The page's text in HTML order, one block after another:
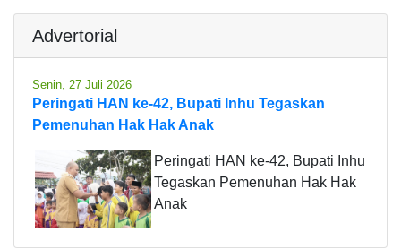
Advertorial
Senin, 27 Juli 2026
Peringati HAN ke-42, Bupati Inhu Tegaskan
Pemenuhan Hak Hak Anak
Peringati HAN ke-42, Bupati Inhu
Tegaskan Pemenuhan Hak Hak
Anak